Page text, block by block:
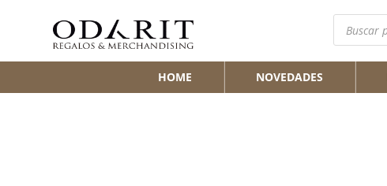
Búsqueda
productos
HOME NOVEDADES